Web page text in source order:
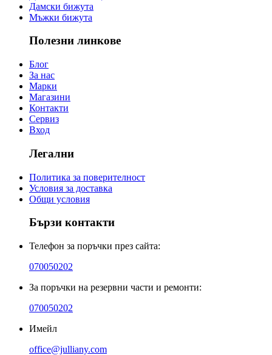
Дамски бижута
Мъжки бижута
Полезни линкове
Блог
За нас
Марки
Магазини
Контакти
Сервиз
Вход
Легални
Политика за поверителност
Условия за доставка
Общи условия
Бързи контакти
Телефон за поръчки през сайта:
070050202
За поръчки на резервни части и ремонти:
070050202
Имейл
office@julliany.com